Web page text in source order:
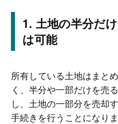
土地の半分だ
は可能
所有している土地はまと
く、半分や一部だけを売
し、土地の一部分を売却
手続きを行うことになりま